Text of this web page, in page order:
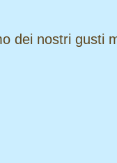
dei nostri gusti